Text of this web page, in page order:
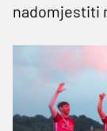
nadomjestiti